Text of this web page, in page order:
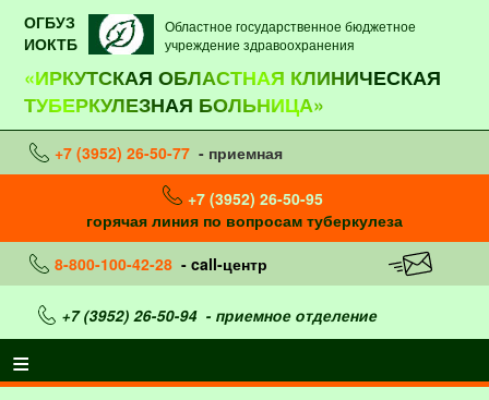
ОГБУЗ
ИОКТБ
Областное государственное бюджетное
учреждение здравоохранения
«ИРКУТСКАЯ ОБЛАСТНАЯ КЛИНИЧЕСКАЯ
ТУБЕРКУЛЕЗНАЯ БОЛЬНИЦА»
+7 (3952) 26-50-77 - приемная
+7 (3952) 26-50-95
горячая линия по вопросам туберкулеза
8-800-100-42-28 - call-центр
+7 (3952) 26-50-94- приемное отделение